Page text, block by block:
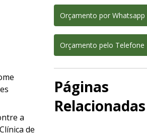
a
de
Orçamento por Whatsapp
Orçamento pelo Telefone
Páginas
Relacionadas